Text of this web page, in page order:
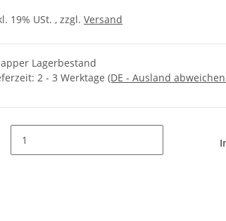
19% USt. , zzgl. Versand
Lagerbestand
2 - 3 Werktage (DE - Ausland